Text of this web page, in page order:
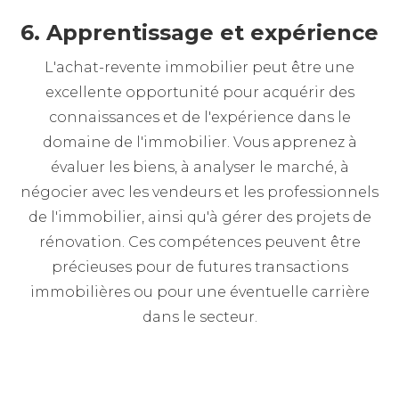
6. Apprentissage et expérience
L'achat-revente immobilier peut être une
excellente opportunité pour acquérir des
connaissances et de l'expérience dans le
domaine de l'immobilier. Vous apprenez à
évaluer les biens, à analyser le marché, à
négocier avec les vendeurs et les professionnels
de l'immobilier, ainsi qu'à gérer des projets de
rénovation. Ces compétences peuvent être
précieuses pour de futures transactions
immobilières ou pour une éventuelle carrière
dans le secteur.